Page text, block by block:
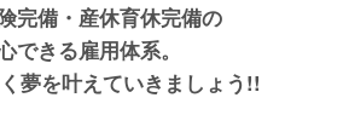
完備・産休育休完備の
できる雇用体系。
夢を叶えていきましょう!!